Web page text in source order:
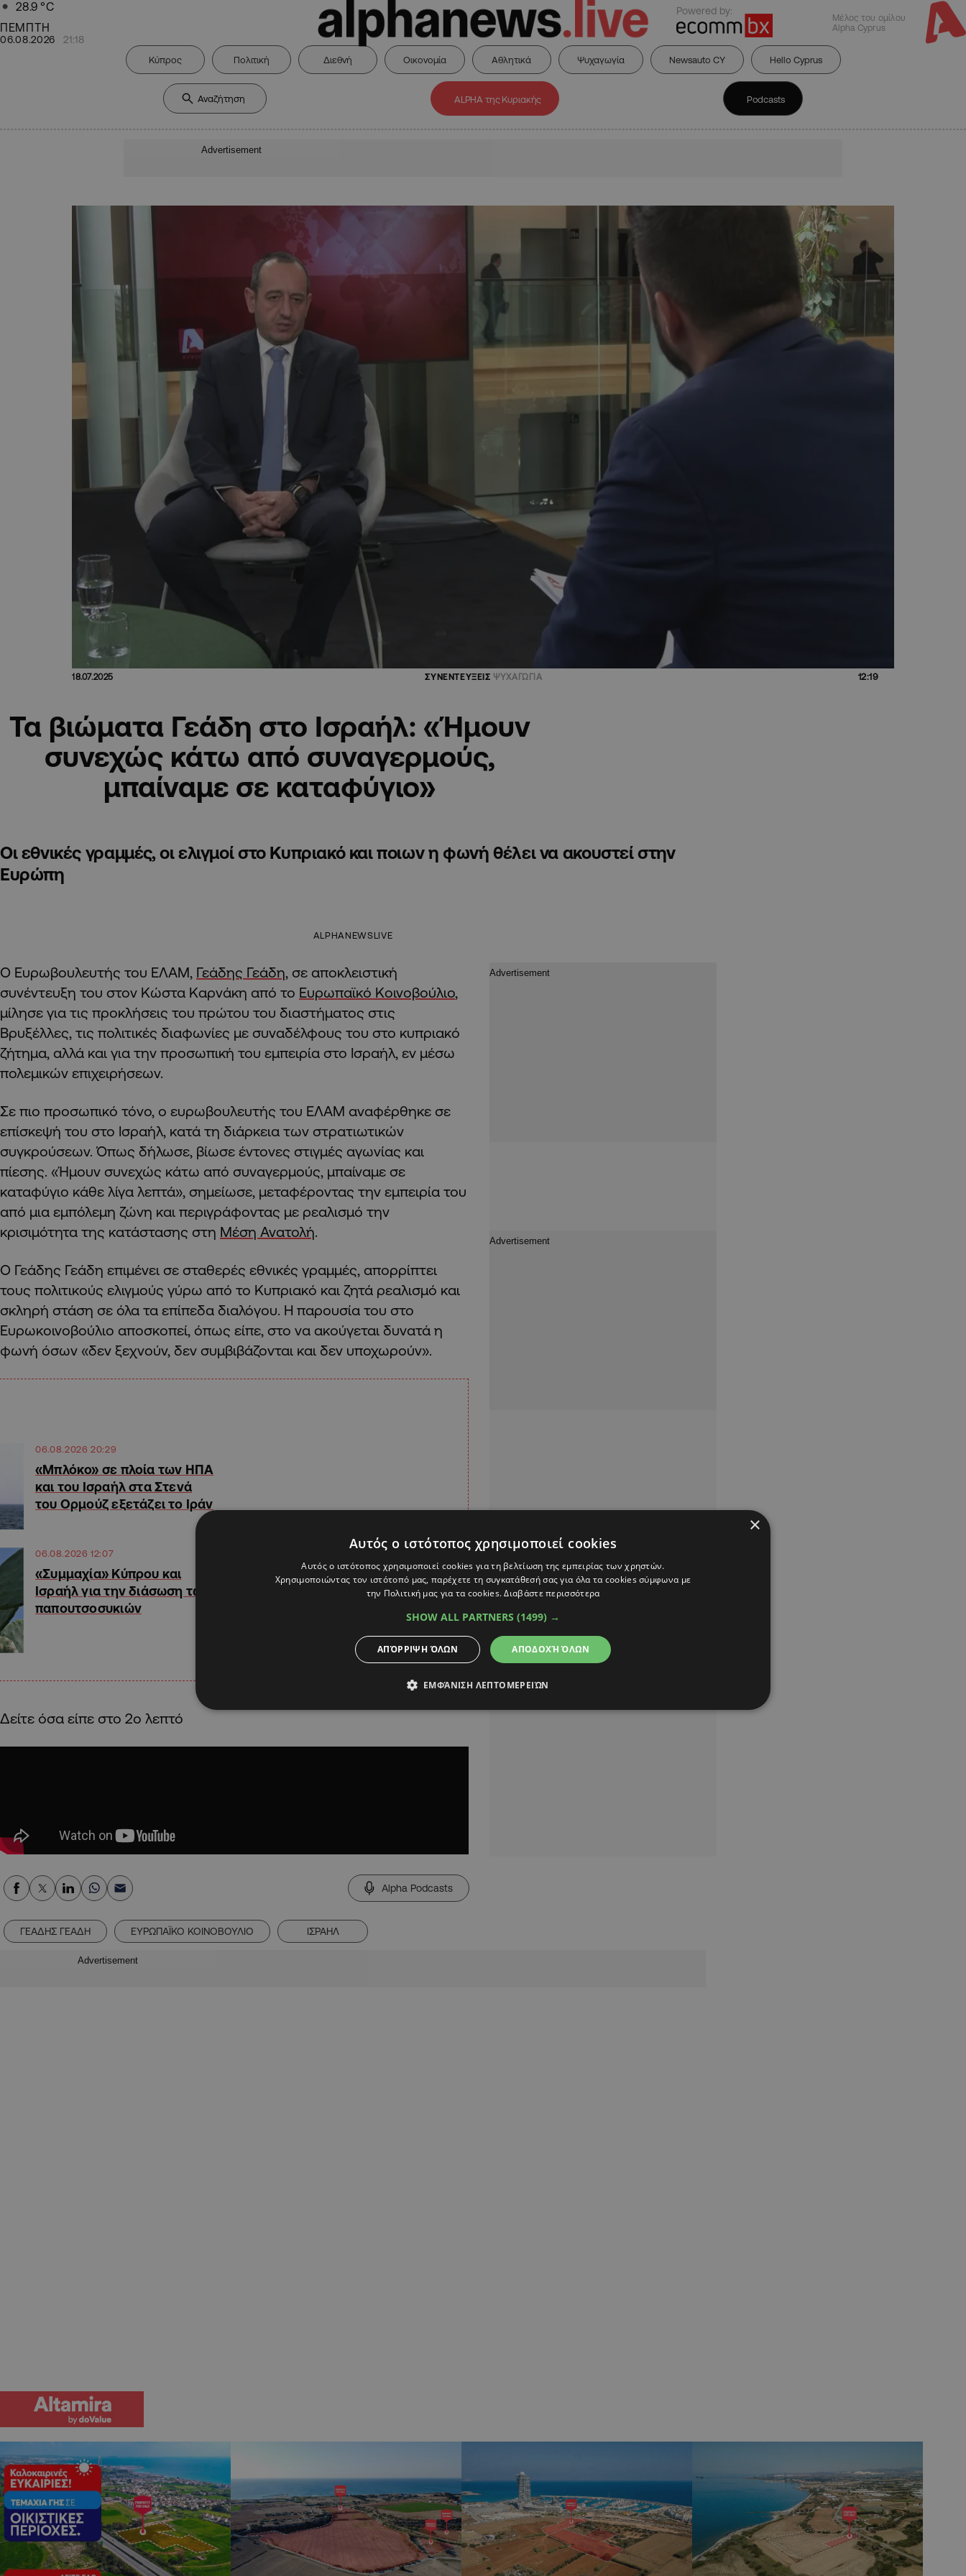
28.9 °C
ΠΕΜΠΤΗ
06.08.2026 21:18
Powered by:
Μέλος του ομίλου
Alpha Cyprus
Κύπρος Πολιτική Διεθνή Οικονομία Αθλητικά Ψυχαγωγία Newsauto CY Hello Cyprus
ALPHA της Κυριακής Podcasts
Advertisement
18.07.2025 ΣΥΝΕΝΤΕΥΞΕΙΣ ΨΥΧΑΓΩΓΙΑ 12:19
Τα βιώματα Γεάδη στο Ισραήλ: «Ήμουν
συνεχώς κάτω από συναγερμούς,
μπαίναμε σε καταφύγιο»
Οι εθνικές γραμμές, οι ελιγμοί στο Κυπριακό και ποιων η φωνή θέλει να ακουστεί στην
Ευρώπη
ALPHANEWSLIVE
Ο Ευρωβουλευτής του ΕΛΑΜ, Γεάδης Γεάδη, σε αποκλειστική
συνέντευξη του στον Κώστα Καρνάκη από το Ευρωπαϊκό Κοινοβούλιο,
μίλησε για τις προκλήσεις του πρώτου του διαστήματος στις
Βρυξέλλες, τις πολιτικές διαφωνίες με συναδέλφους του στο κυπριακό
ζήτημα, αλλά και για την προσωπική του εμπειρία στο Ισραήλ, εν μέσω
πολεμικών επιχειρήσεων.
Σε πιο προσωπικό τόνο, ο ευρωβουλευτής του ΕΛΑΜ αναφέρθηκε σε
επίσκεψή του στο Ισραήλ, κατά τη διάρκεια των στρατιωτικών
συγκρούσεων. Όπως δήλωσε, βίωσε έντονες στιγμές αγωνίας και
πίεσης. «Ήμουν συνεχώς κάτω από συναγερμούς, μπαίναμε σε
καταφύγιο κάθε λίγα λεπτά», σημείωσε, μεταφέροντας την εμπειρία του
από μια εμπόλεμη ζώνη και περιγράφοντας με ρεαλισμό την
κρισιμότητα της κατάστασης στη Μέση Ανατολή.
Ο Γεάδης Γεάδη επιμένει σε σταθερές εθνικές γραμμές, απορρίπτει
τους πολιτικούς ελιγμούς γύρω από το Κυπριακό και ζητά ρεαλισμό και
σκληρή στάση σε όλα τα επίπεδα διαλόγου. Η παρουσία του στο
Ευρωκοινοβούλιο αποσκοπεί, όπως είπε, στο να ακούγεται δυνατά η
φωνή όσων «δεν ξεχνούν, δεν συμβιβάζονται και δεν υποχωρούν».
06.08.2026 20:29
«Μπλόκο» σε πλοία των ΗΠΑ
και του Ισραήλ στα Στενά
του Ορμούζ εξετάζει το Ιράν
06.08.2026 12:07
«Συμμαχία» Κύπρου και
Ισραήλ για την διάσωση των
παπουτσοσυκιών
Δείτε όσα είπε στο 2ο λεπτό
Alpha Podcasts
ΓΕΑΔΗΣ ΓΕΑΔΗ ΕΥΡΩΠΑΪΚΟ ΚΟΙΝΟΒΟΥΛΙΟ ΙΣΡΑΗΛ
Advertisement
×
Αυτός ο ιστότοπος χρησιμοποιεί cookies
Αυτός ο ιστότοπος χρησιμοποιεί cookies για τη βελτίωση της εμπειρίας των χρηστών.
Χρησιμοποιώντας τον ιστότοπό μας, παρέχετε τη συγκατάθεσή σας για όλα τα cookies σύμφωνα με
την Πολιτική μας για τα cookies.Διαβάστε περισσότερα
SHOW ALL PARTNERS (1499) →
ΑΠΟΔΟΧΉ ΌΛΩΝ
ΑΠΌΡΡΙΨΗ ΌΛΩΝ
ΕΜΦΆΝΙΣΗ ΛΕΠΤΟΜΕΡΕΙΏΝ